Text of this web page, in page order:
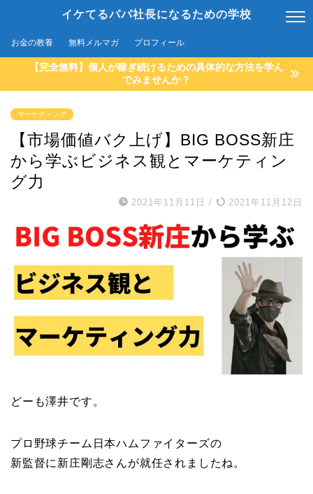
イケてるパパ社長になるための学校
お金の教養 無料メルマガ プロフィール
【完全無料】個人が稼ぎ続けるための具体的な方法を学ん
でみませんか？
マーケティング
【市場価値バク上げ】BIG BOSS新庄
から学ぶビジネス観とマーケティン
グ力
2021年11月11日 / 2021年11月12日
どーも澤井です。
プロ野球チーム日本ハムファイターズの
新監督に新庄剛志さんが就任されましたね。